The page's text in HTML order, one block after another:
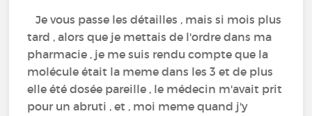
Je vous passe les détailles , mais si mois plus
tard , alors que je mettais de l'ordre dans ma
pharmacie , je me suis rendu compte que la
molécule était la meme dans les 3 et de plus
elle été dosée pareille , le médecin m'avait prit
pour un abruti , et , moi meme quand j'y